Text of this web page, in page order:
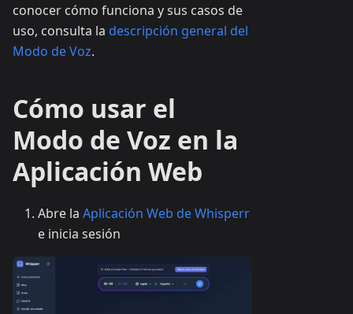
conocer cómo funciona y sus casos de
uso, consulta la descripción general del
Modo de Voz.
Cómo usar el
Modo de Voz en la
Aplicación Web
Abre la Aplicación Web de Whisperr
e inicia sesión